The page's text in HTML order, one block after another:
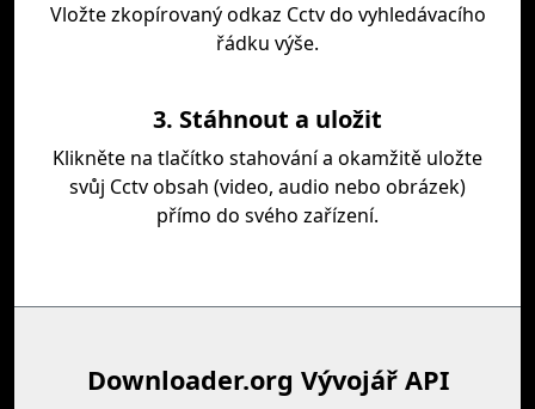
Vložte zkopírovaný odkaz Cctv do vyhledávacího
řádku výše.
3. Stáhnout a uložit
Klikněte na tlačítko stahování a okamžitě uložte
svůj Cctv obsah (video, audio nebo obrázek)
přímo do svého zařízení.
Downloader.org Vývojář API